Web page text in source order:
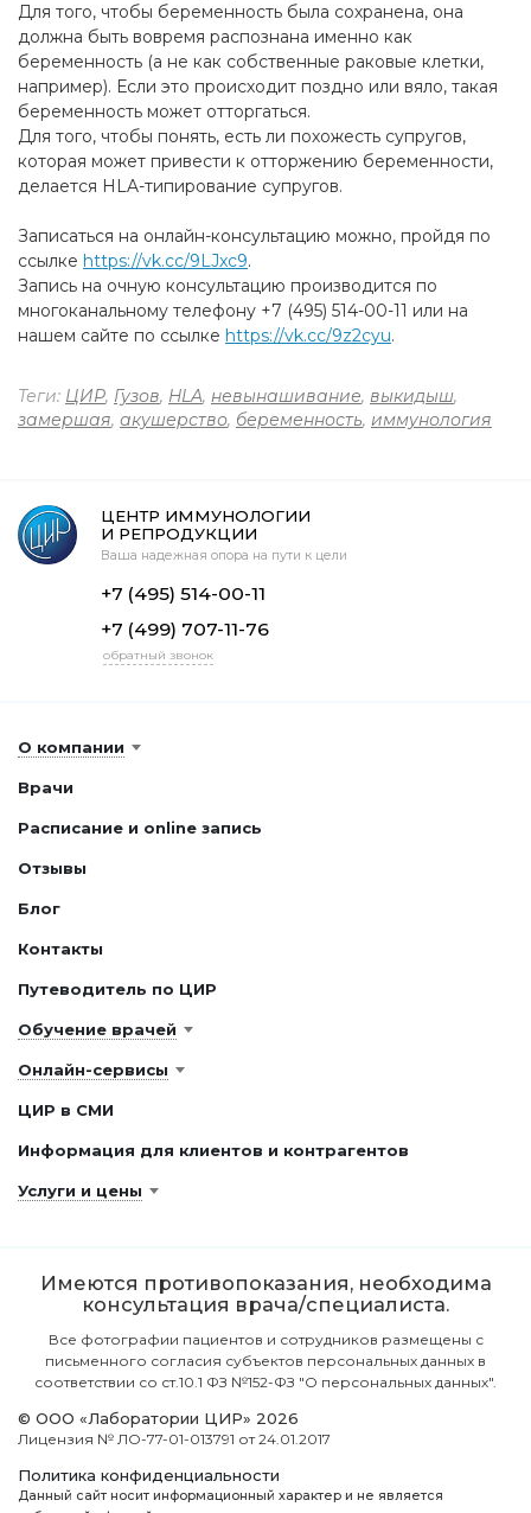
Для того, чтобы беременность была сохранена, она
должна быть вовремя распознана именно как
беременность (а не как собственные раковые клетки,
например). Если это происходит поздно или вяло, такая
беременность может отторгаться.
Для того, чтобы понять, есть ли похожесть супругов,
которая может привести к отторжению беременности,
делается HLA-типирование супругов.
Записаться на онлайн-консультацию можно, пройдя по
ссылке https://vk.cc/9LJxc9.
Запись на очную консультацию производится по
многоканальному телефону +7 (495) 514-00-11 или на
нашем сайте по ссылке https://vk.cc/9z2cyu.
Теги: ЦИР, Гузов, HLA, невынашивание, выкидыш,
замершая, акушерство, беременность, иммунология
ЦЕНТР ИММУНОЛОГИИ
И РЕПРОДУКЦИИ
Ваша надежная опора на пути к цели
+7 (495) 514-00-11
+7 (499) 707-11-76
обратный звонок
О компании
Врачи
Расписание и online запись
Отзывы
Блог
Контакты
Путеводитель по ЦИР
Обучение врачей
Онлайн-сервисы
ЦИР в СМИ
Информация для клиентов и контрагентов
Услуги и цены
Имеются противопоказания, необходима
консультация врача/специалиста.
Все фотографии пациентов и сотрудников размещены с
письменного согласия субъектов персональных данных в
соответствии со ст.10.1 ФЗ №152-ФЗ "О персональных данных".
© ООО «Лаборатории ЦИР» 2026
Лицензия № ЛО-77-01-013791 от 24.01.2017
Политика конфиденциальности
Данный сайт носит информационный характер и не является